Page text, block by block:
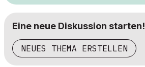
Eine neue Diskussion starten!
NEUES THEMA ERSTELLEN